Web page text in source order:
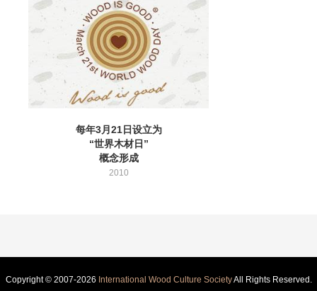
每年3月21日设立为
“世界木材日”
概念形成
2010
Copyright © 2007-2026 International Wood Culture SocietyAll Rights Reserved.